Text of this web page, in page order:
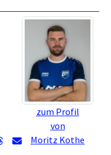
zum Profil
von
Moritz Kothe